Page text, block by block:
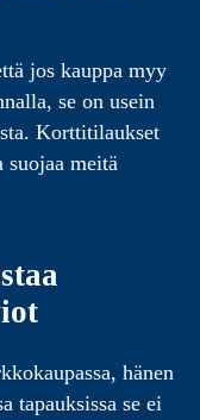
jos kauppa myy
se on usein
Korttitilaukset
meitä
hänen
tapauksissa se ei